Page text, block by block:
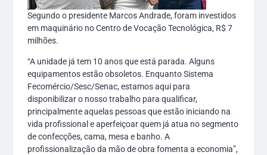
Segundo o presidente Marcos Andrade, foram investidos
em maquinário no Centro de Vocação Tecnológica, R$ 7
milhões.
“A unidade já tem 10 anos que está parada. Alguns
equipamentos estão obsoletos. Enquanto Sistema
Fecomércio/Sesc/Senac, estamos aqui para
disponibilizar o nosso trabalho para qualificar,
principalmente aquelas pessoas que estão iniciando na
vida profissional e aperfeiçoar quem já atua no segmento
de confecções, cama, mesa e banho. A
profissionalização da mão de obra fomenta a economia”,